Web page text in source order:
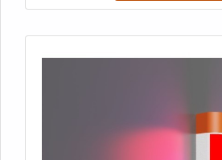
especialmente em locais com